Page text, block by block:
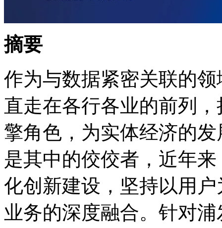
摘要
作为与数据紧密关联的领域
直走在各行各业的前列
擎角色，为实体
是其中的佼佼者，近年来
化创新建设，坚持以用
业务的深度融合。针对